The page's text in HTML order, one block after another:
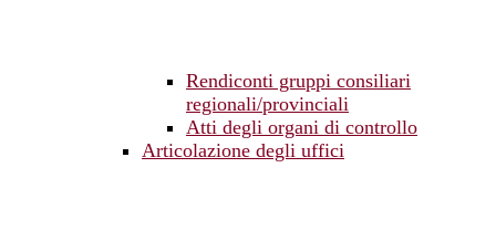
Rendiconti gruppi consiliari
regionali/provinciali
Atti degli organi di controllo
Articolazione degli uffici